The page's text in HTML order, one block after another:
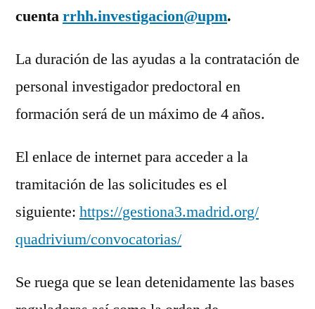
cuentarrhh.investigacion@upm.
La duración de las ayudas a la contratación de
personal investigador predoctoral en
formación será de un máximo de 4 años.
El enlace de internet para acceder a la
tramitación de las solicitudes es el
siguiente: https://gestiona3.madrid.org/
quadrivium/convocatorias/
Se ruega que se lean detenidamente las bases